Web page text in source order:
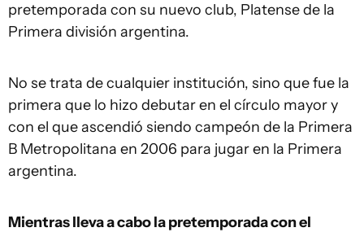
pretemporada con su nuevo club, Platense de la
Primera división argentina.
No se trata de cualquier institución, sino que fue la
primera que lo hizo debutar en el círculo mayor y
con el que ascendió siendo campeón de la Primera
B Metropolitana en 2006 para jugar en la Primera
argentina.
Mientras lleva a cabo la pretemporada con el